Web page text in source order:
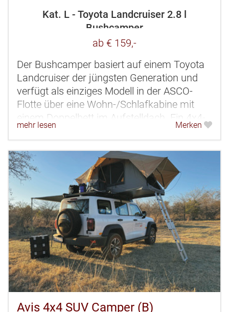
Kat. L - Toyota Landcruiser 2.8 l
Bushcamper
ab € 159,-
Der Bushcamper basiert auf einem Toyota
Landcruiser der jüngsten Generation und
verfügt als einziges Modell in der ASCO-
Flotte über eine Wohn-/Schlafkabine mit
einem Doppelbett im Aufstelldach. Ein 4x4-
Camper für maximal 2 Personen.
mehr lesen Merken
Avis 4x4 SUV Camper (B)